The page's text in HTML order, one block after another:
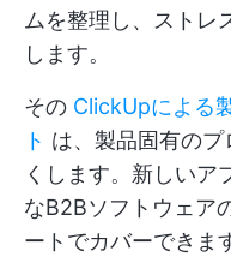
ムを整理し、ストレ
します。
その ClickUpによる
ト は、製品固有の
くします。新しいア
なB2Bソフトウェア
ートでカバーできま